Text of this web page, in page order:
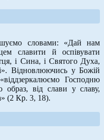
словами: «Дай нам
славити й оспівувати
і Сина, і Святого Духа,
Відновлюючись у Божій
Господню
від слави у славу,
(2 Кр. 3, 18).